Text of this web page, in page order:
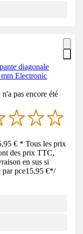
diagonale
Electronic
pas encore été
€ * Tous les prix
des prix TTC,
en sus si
par pce15,95 €*/